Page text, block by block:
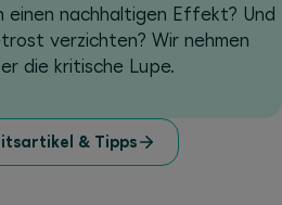
einen nachhaltigen Effekt? Und
verzichten? Wir nehmen
die kritische Lupe.
& Tipps